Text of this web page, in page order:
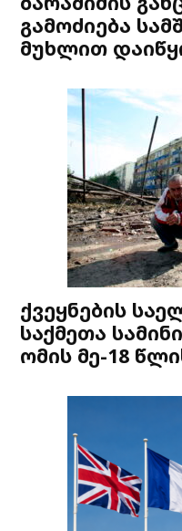
გამოძიება
მუხლით
ქვეყნების
საქმეთა
ომის მე-18